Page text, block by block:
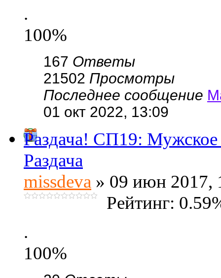
.
100%
167 Ответы
21502 Просмотры
Последнее сообщение
01 окт 2022, 13:09
Раздача! СП19:
Раздача
missdeva » 09 июн 2017,
Рейтинг:
.
100%